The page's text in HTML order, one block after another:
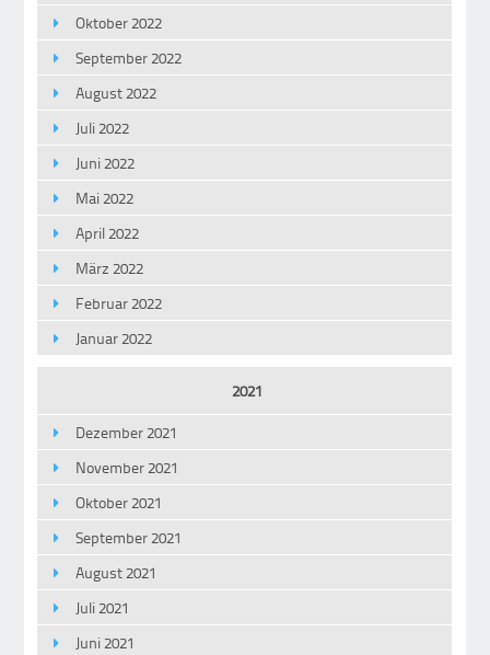
Oktober 2022
September 2022
August 2022
Juli 2022
Juni 2022
Mai 2022
April 2022
März 2022
Februar 2022
Januar 2022
2021
Dezember 2021
November 2021
Oktober 2021
September 2021
August 2021
Juli 2021
Juni 2021